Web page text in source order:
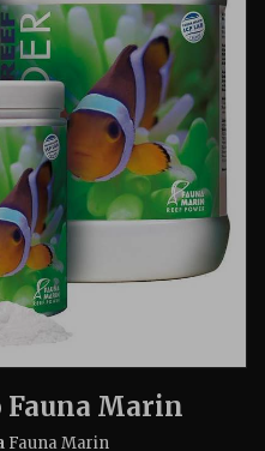
Fauna Marin
Fauna Marin